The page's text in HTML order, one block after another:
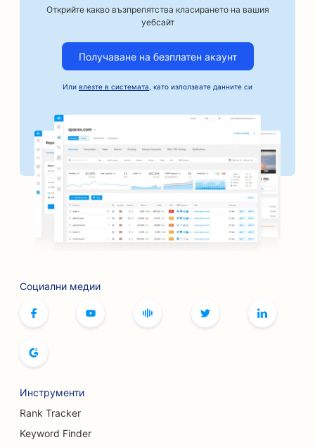
Открийте какво възпрепятства класирането на вашия
уебсайт
Получаване на безплатен акаунт
Или влезте в системата , като използвате данните си
Социални медии
Инструменти
Rank Tracker
Keyword Finder